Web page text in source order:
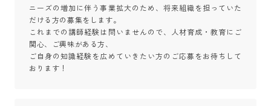
ニーズの増加に伴う事業拡大のため、将来組織を担っていた
だける方の募集をします。
これまでの講師経験は問いませんので、人材育成・教育にご
関心、ご興味がある方、
ご自身の知識経験を広めていきたい方のご応募をお待ちして
おります！